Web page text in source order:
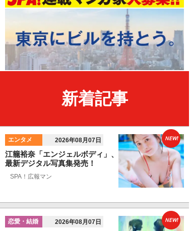
新着記事
エンタメ 2026年08月07日
江籠裕奈「エンジェルボディ」、
最新デジタル写真集発売！
SPA！広報マン
NEW!
恋愛・結婚 2026年08月07日 NEW!